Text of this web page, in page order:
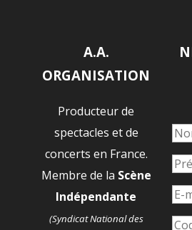
A.A.
ORGANISATION
Producteur de
spectacles et de
concerts en France.
Membre de la Scène
Indépendante
(Syndicat National des